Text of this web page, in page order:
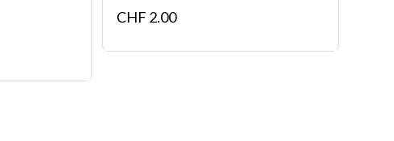
CHF 2.00